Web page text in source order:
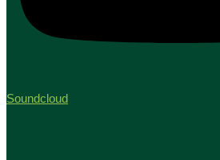
Soundcloud